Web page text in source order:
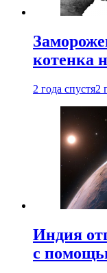
котенка
2 года спустя2
Индия
с